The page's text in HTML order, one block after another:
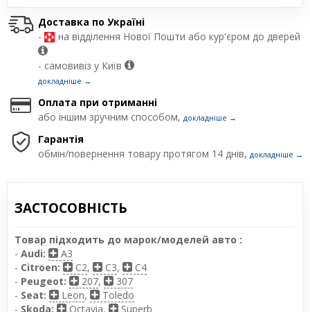
Доставка по Україні
-
на відділення Нової Пошти або кур'єром до дверей
- самовивіз у Київ
докладніше →
Оплата при отриманні
або іншим зручним способом, докладніше →
Гарантія
обмін/повернення товару протягом 14 днів, докладніше →
ЗАСТОСОВНІСТЬ
Товар підходить до марок/моделей авто :
- Audi:
A3
- Citroen: C2, C3,
C4
- Peugeot: 207,
307
- Seat: Leon,
Toledo
- Skoda: Octavia,
Superb